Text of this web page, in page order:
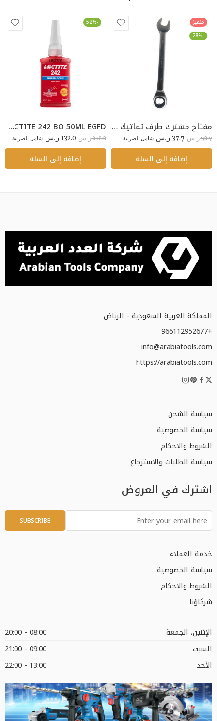
متميز
-28%
مفتاح مشترك طرف تماتيك 17ملي DUMA دوما
52.7 ر.س 37.7 ر.س شامل الضريبة
إضافة إلى السلة
-52%
LOCTITE 242 BO 50ML EGFD
272.2 ر.س 132.0 ر.س شامل الضريبة
إضافة إلى السلة
المملكة العربية السعودية - الرياض
+966112952677
info@arabiatools.com
https://arabiatools.com
سياسة الشحن
سياسة الخصوصية
الشروط والاحكام
سياسة الطلبات والاسترجاع
اشترك في العروض
خدمة العملاء
سياسة الخصوصية
الشروط والاحكام
شركاؤنا
الإثنين، الجمعة
08:00 - 20:00
السبت
09:00 - 21:00
الأحد
13:00 - 22:00